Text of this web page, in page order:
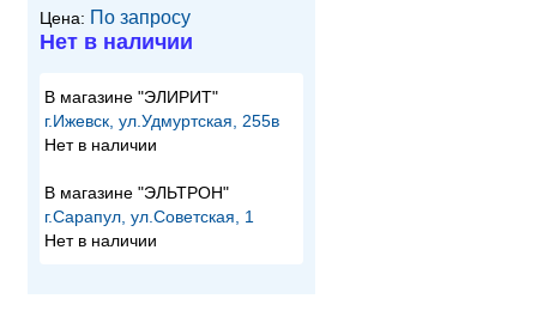
Цена: По запросу
Нет в наличии
В магазине "ЭЛИРИТ"
г.Ижевск, ул.Удмуртская, 255в
Нет в наличии
В магазине "ЭЛЬТРОН"
г.Сарапул, ул.Советская, 1
Нет в наличии